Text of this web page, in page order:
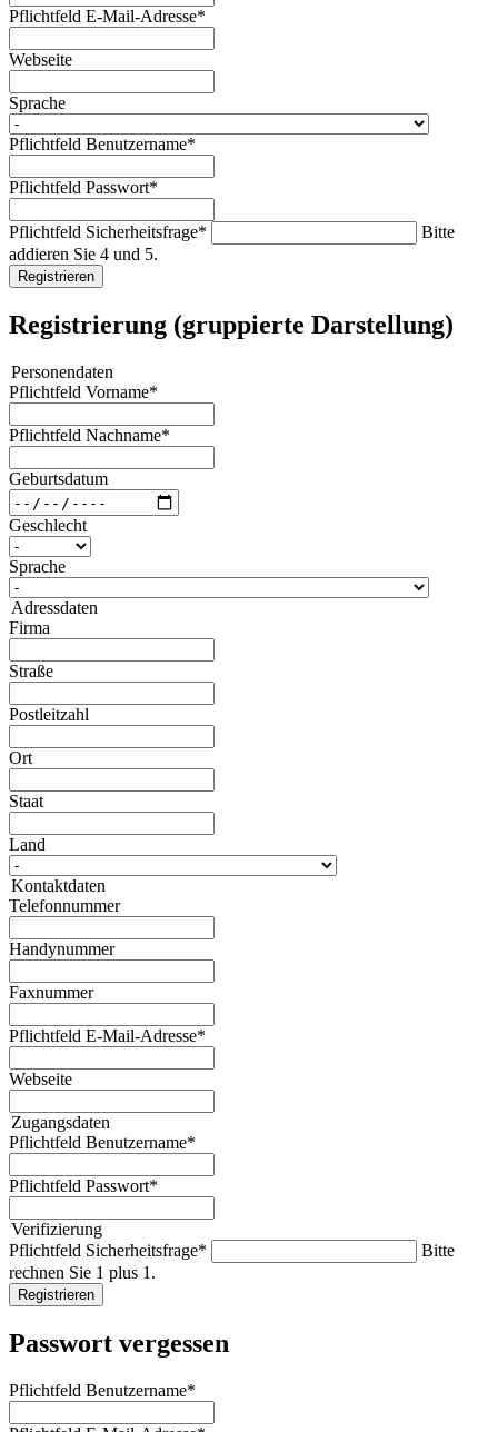
Pflichtfeld E-Mail-Adresse*
Webseite
Sprache
Pflichtfeld Benutzername*
Pflichtfeld Passwort*
Pflichtfeld Sicherheitsfrage*
Bitte
addieren Sie 4 und 5.
Registrieren
Registrierung (gruppierte Darstellung)
Personendaten
Pflichtfeld Vorname*
Pflichtfeld Nachname*
Geburtsdatum
Geschlecht
Sprache
Adressdaten
Firma
Straße
Postleitzahl
Ort
Staat
Land
Kontaktdaten
Telefonnummer
Handynummer
Faxnummer
Pflichtfeld E-Mail-Adresse*
Webseite
Zugangsdaten
Pflichtfeld Benutzername*
Pflichtfeld Passwort*
Verifizierung
Pflichtfeld Sicherheitsfrage*
Bitte
rechnen Sie 1 plus 1.
Registrieren
Passwort vergessen
Pflichtfeld Benutzername*